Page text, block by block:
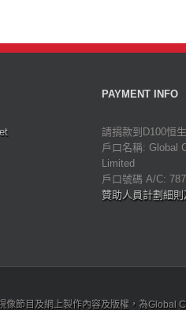
PAYMENT INFO
請捐款到D100恒
戶口名稱: Global
Limited
戶口號碼 A/C:
贊助人員計劃細則
像節目及網上製作內容及版權，為Global